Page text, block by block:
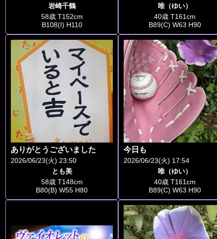
岩崎千鶴
58歳 T152cm
B108(I) H110
唯（ゆい）
40歳 T161cm
B89(C) W63 H90
ありがとうございました
2026/06/23(火) 23:50
とも美
58歳 T148cm
B80(B) W55 H80
今日も
2026/06/23(火) 17:54
唯（ゆい）
40歳 T161cm
B89(C) W63 H90